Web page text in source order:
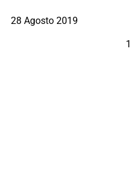
28 Agosto 2019
1